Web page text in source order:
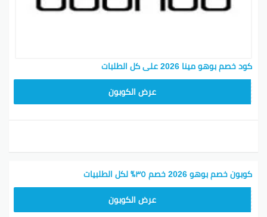
كود خصم بوهو مينا 2026 على كل الطلبات
عرض الكوبون
كوبون خصم بوهو 2026 خصم ٣٥٪ لكل الطلبيات
عرض الكوبون